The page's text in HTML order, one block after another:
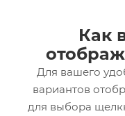
Как
Для вашего
вариантов
для выбора